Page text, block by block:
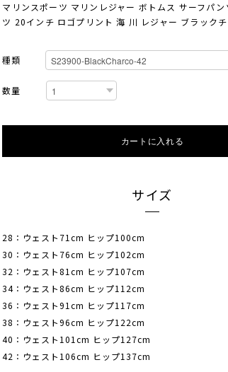
マリンスポーツ マリンレジャー ボトムス サーフパ
ツ 20インチ ロゴプリント 海 川 レジャー ブラック
種類
数量
カートに入れる
サイズ
28：ウェスト71cm ヒップ100cm
30：ウェスト76cm ヒップ102cm
32：ウェスト81cm ヒップ107cm
34：ウェスト86cm ヒップ112cm
36：ウェスト91cm ヒップ117cm
38：ウェスト96cm ヒップ122cm
40：ウェスト101cm ヒップ127cm
42：ウェスト106cm ヒップ137cm